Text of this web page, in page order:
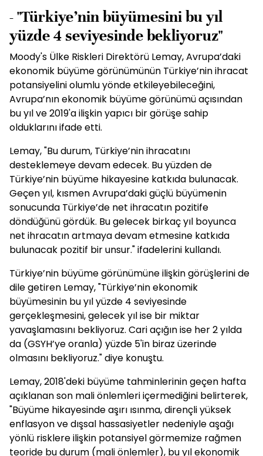
- "Türkiye’nin büyümesini bu yıl
yüzde 4 seviyesinde bekliyoruz"
Moody's Ülke Riskleri Direktörü Lemay, Avrupa’daki
ekonomik büyüme görünümünün Türkiye’nin ihracat
potansiyelini olumlu yönde etkileyebileceğini,
Avrupa’nın ekonomik büyüme görünümü açısından
bu yıl ve 2019'a ilişkin yapıcı bir görüşe sahip
olduklarını ifade etti.
Lemay, "Bu durum, Türkiye’nin ihracatını
desteklemeye devam edecek. Bu yüzden de
Türkiye’nin büyüme hikayesine katkıda bulunacak.
Geçen yıl, kısmen Avrupa’daki güçlü büyümenin
sonucunda Türkiye’de net ihracatın pozitife
döndüğünü gördük. Bu gelecek birkaç yıl boyunca
net ihracatın artmaya devam etmesine katkıda
bulunacak pozitif bir unsur." ifadelerini kullandı.
Türkiye’nin büyüme görünümüne ilişkin görüşlerini de
dile getiren Lemay, "Türkiye’nin ekonomik
büyümesinin bu yıl yüzde 4 seviyesinde
gerçekleşmesini, gelecek yıl ise bir miktar
yavaşlamasını bekliyoruz. Cari açığın ise her 2 yılda
da (GSYH’ye oranla) yüzde 5'in biraz üzerinde
olmasını bekliyoruz." diye konuştu.
Lemay, 2018'deki büyüme tahminlerinin geçen hafta
açıklanan son mali önlemleri içermediğini belirterek,
"Büyüme hikayesinde aşırı ısınma, dirençli yüksek
enflasyon ve dışsal hassasiyetler nedeniyle aşağı
yönlü risklere ilişkin potansiyel görmemize rağmen
teoride bu durum (mali önlemler), bu yıl ekonomik